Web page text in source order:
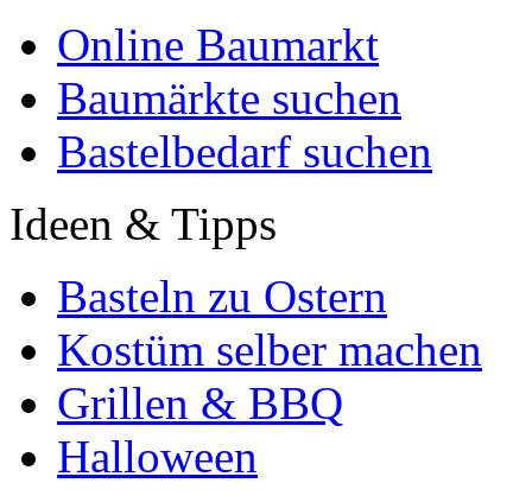
Online Baumarkt
Baumärkte suchen
Bastelbedarf suchen
Ideen & Tipps
Basteln zu Ostern
Kostüm selber machen
Grillen & BBQ
Halloween